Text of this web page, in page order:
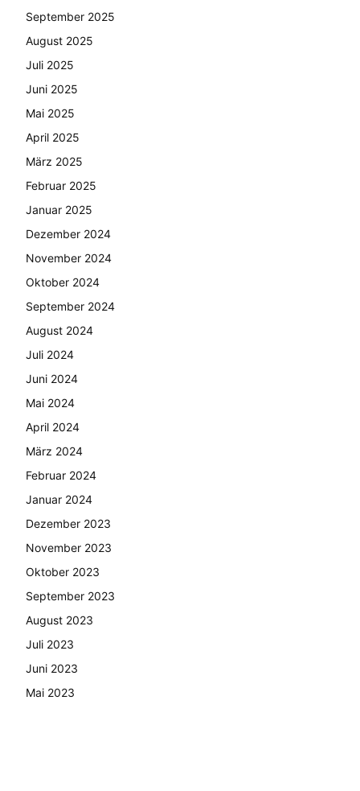
September 2025
August 2025
Juli 2025
Juni 2025
Mai 2025
April 2025
März 2025
Februar 2025
Januar 2025
Dezember 2024
November 2024
Oktober 2024
September 2024
August 2024
Juli 2024
Juni 2024
Mai 2024
April 2024
März 2024
Februar 2024
Januar 2024
Dezember 2023
November 2023
Oktober 2023
September 2023
August 2023
Juli 2023
Juni 2023
Mai 2023